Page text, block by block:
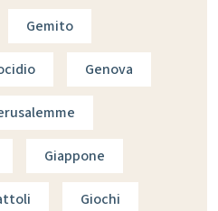
Gemito
Genova
Giappone
Giochi